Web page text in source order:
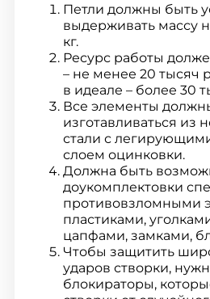
Петли должны быть
выдерживать массу
кг.
Ресурс работы
– не менее 20 тысяч
в идеале – более 30
Все элементы
изготавливаться
стали с
слоем оцинковки.
Должна быть
доукомплектовки
противовзломными
пластиками,
цапфами, замками,
Чтобы защитить
ударов створки,
блокираторы,